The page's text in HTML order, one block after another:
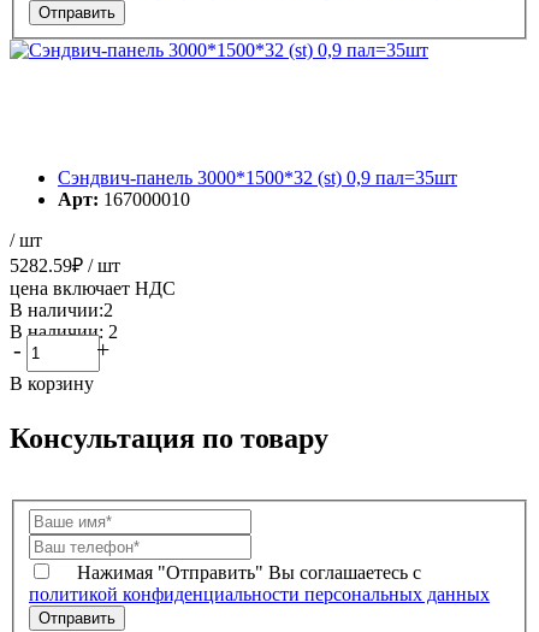
Сэндвич-панель 3000*1500*32 (st) 0,9 пал=35шт
Арт: 167000010
/ шт
5282.59₽ / шт
цена включает НДС
В наличии:2
В наличии: 2
- +
В корзину
Консультация по товару
Нажимая "Отправить" Вы соглашаетесь с
политикой конфиденциальности персональных данных